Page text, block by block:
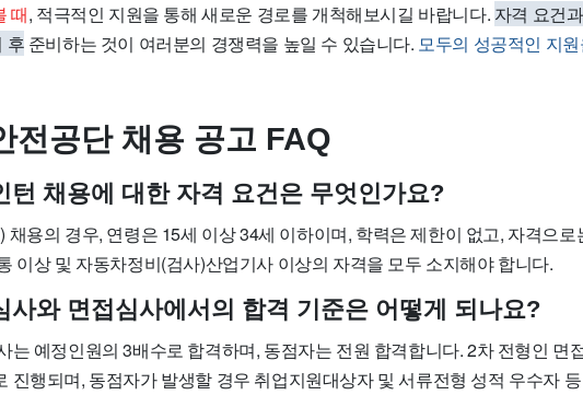
때, 적극적인 지원을 통해 새로운 경로를 개척해보시길 바랍니다. 자격 요건
후 준비하는 것이 여러분의 경쟁력을 높일 수 있습니다. 모두의 성공적인 지
전공단 채용 공고 FAQ
턴 채용에 대한 자격 요건은 무엇인가요?
채용의 경우, 연령은 15세 이상 34세 이하이며, 학력은 제한이 없고, 자격으로
이상 및 자동차정비(검사)산업기사 이상의 자격을 모두 소지해야 합니다.
사와 면접심사에서의 합격 기준은 어떻게 되나요?
는 예정인원의 3배수로 합격하며, 동점자는 전원 합격합니다. 2차 전형인 면
진행되며, 동점자가 발생할 경우 취업지원대상자 및 서류전형 성적 우수자